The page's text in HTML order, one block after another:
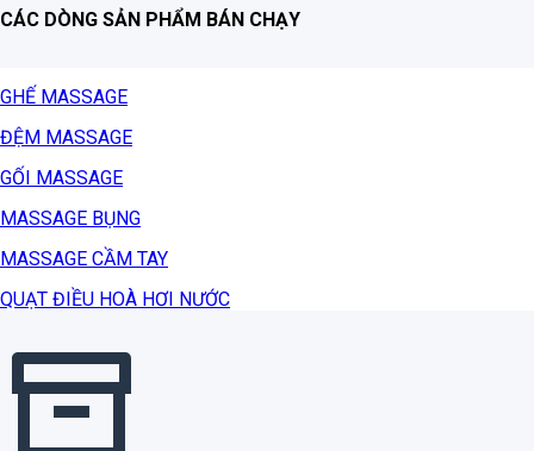
CÁC DÒNG SẢN PHẨM BÁN CHẠY
GHẾ MASSAGE
ĐỆM MASSAGE
GỐI MASSAGE
MASSAGE BỤNG
MASSAGE CẦM TAY
QUẠT ĐIỀU HOÀ HƠI NƯỚC